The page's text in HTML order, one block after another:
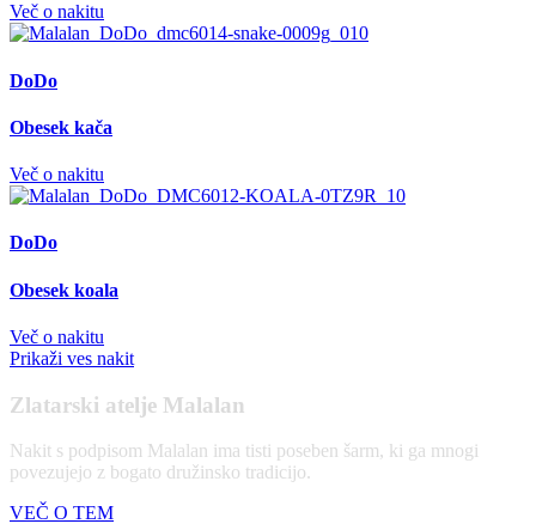
Več o nakitu
DoDo
Obesek kača
Več o nakitu
DoDo
Obesek koala
Več o nakitu
Prikaži ves nakit
Zlatarski atelje Malalan
Nakit s podpisom Malalan ima tisti poseben šarm, ki ga mnogi
povezujejo z bogato družinsko tradicijo.
VEČ O TEM